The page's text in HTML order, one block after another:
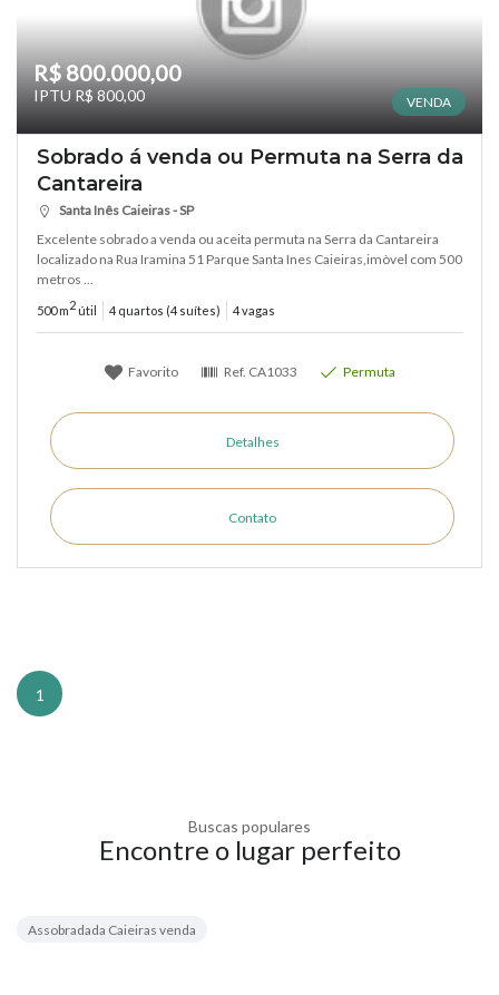
R$ 800.000,00
IPTU R$ 800,00 VENDA
Sobrado á venda ou Permuta na Serra da
Cantareira
Santa Inês Caieiras - SP
Excelente sobrado a venda ou aceita permuta na Serra da Cantareira
localizado na Rua Iramina 51 Parque Santa Ines Caieiras,imòvel com 500
metros ...
500 m2 útil 4 quartos (4 suítes) 4 vagas
Favorito Ref. CA1033 Permuta
Detalhes
Contato
1
Buscas populares
Encontre o lugar perfeito
Assobradada Caieiras venda